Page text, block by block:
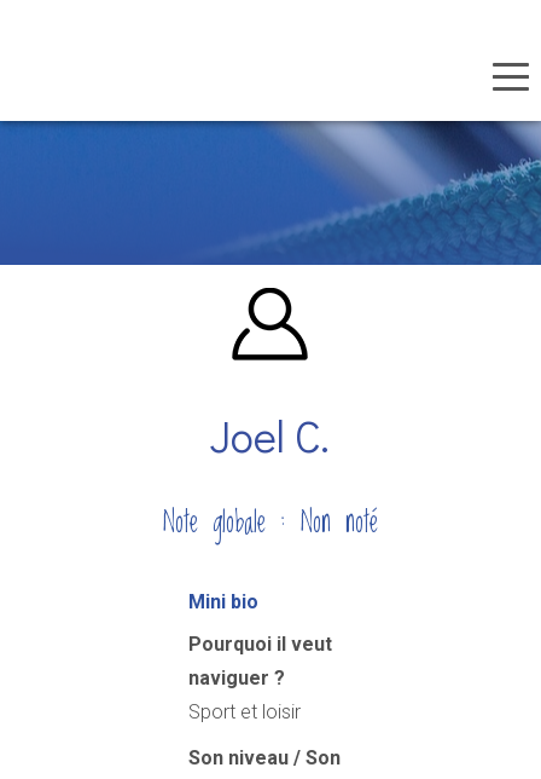
Joel C.
Note globale : Non noté
Mini bio
Pourquoi il veut
naviguer ?
Sport et loisir
Son niveau / Son